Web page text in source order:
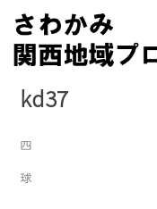
Skip
content
kd37